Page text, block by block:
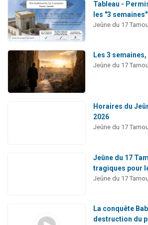
Tableau -
les "3 semaines"
Jeûne du 17
Les 3
Jeûne du 17
Horaires du
2026
Jeûne du 17
Jeûne du 17
tragiques pour
Jeûne du 17
La conquête
destruction du